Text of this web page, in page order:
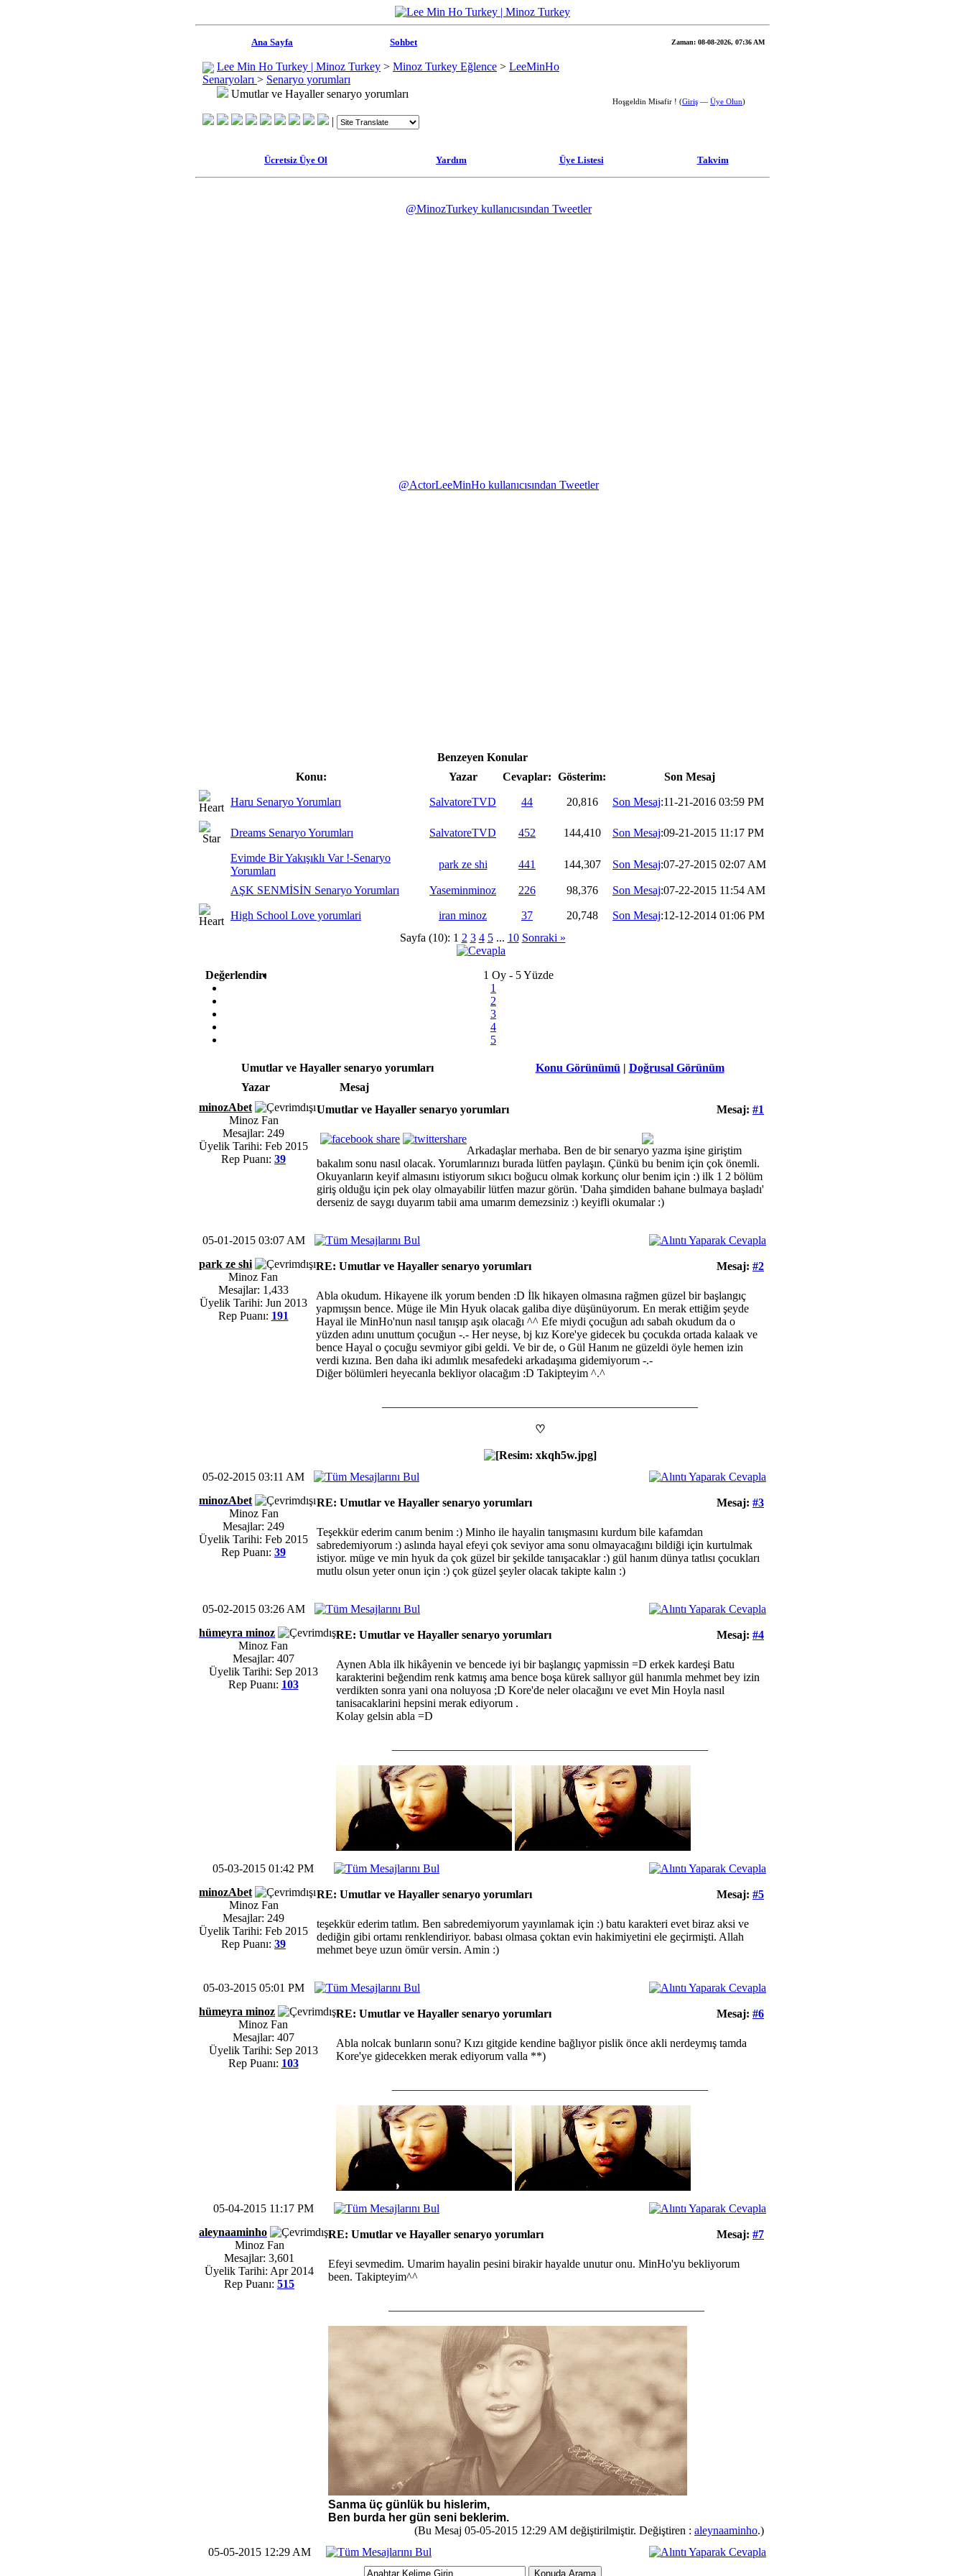
Ana Sayfa Sohbet Zaman: 08-08-2026, 07:36 AM
Lee Min Ho Turkey | Minoz Turkey > Minoz Turkey Eğlence > LeeMinHo
Senaryoları > Senaryo yorumları
Umutlar ve Hayaller senaryo yorumları
|
Hoşgeldin Misafir ! (Giriş — Üye Olun)
Ücretsiz Üye Ol Yardım Üye Listesi Takvim
@MinozTurkey kullanıcısından Tweetler
@ActorLeeMinHo kullanıcısından Tweetler
Benzeyen Konular
Konu:
Yazar Cevaplar: Gösterim: Son Mesaj
Haru Senaryo Yorumları SalvatoreTVD 44 20,816 Son Mesaj:11-21-2016 03:59 PM
Dreams Senaryo Yorumları SalvatoreTVD 452 144,410 Son Mesaj:09-21-2015 11:17 PM
Evimde Bir Yakışıklı Var !-Senaryo
Yorumları
park ze shi 441 144,307 Son Mesaj:07-27-2015 02:07 AM
AŞK SENMİSİN Senaryo Yorumları Yaseminminoz 226 98,376 Son Mesaj:07-22-2015 11:54 AM
High School Love yorumlari iran minoz 37 20,748 Son Mesaj:12-12-2014 01:06 PM
Sayfa (10): 1 2 3 4 5 ... 10 Sonraki »
Değerlendir:
1 Oy - 5 Yüzde
1
2
3
4
5
Konu Görünümü | Doğrusal Görünüm
Umutlar ve Hayaller senaryo yorumları
Yazar
Mesaj
minozAbet
Minoz Fan
Mesajlar: 249
Üyelik Tarihi: Feb 2015
Rep Puanı: 39
Mesaj: #1
Umutlar ve Hayaller senaryo yorumları
Arkadaşlar merhaba. Ben de bir senaryo yazma işine giriştim
bakalım sonu nasıl olacak. Yorumlarınızı burada lütfen paylaşın. Çünkü bu benim için çok önemli.
Okuyanların keyif almasını istiyorum sıkıcı boğucu olmak korkunç olur benim için :) ilk 1 2 bölüm
giriş olduğu için pek olay olmayabilir lütfen mazur görün. 'Daha şimdiden bahane bulmaya başladı'
derseniz de saygı duyarım tabii ama umarım demezsiniz :) keyifli okumalar :)
05-01-2015 03:07 AM
park ze shi
Minoz Fan
Mesajlar: 1,433
Üyelik Tarihi: Jun 2013
Rep Puanı: 191
Mesaj: #2
RE: Umutlar ve Hayaller senaryo yorumları
Abla okudum. Hikayene ilk yorum benden :D İlk hikayen olmasına rağmen güzel bir başlangıç
yapmışsın bence. Müge ile Min Hyuk olacak galiba diye düşünüyorum. En merak ettiğim şeyde
Hayal ile MinHo'nun nasıl tanışıp aşık olacağı ^^ Efe miydi çocuğun adı sabah okudum da o
yüzden adını unuttum çocuğun -.- Her neyse, bj kız Kore'ye gidecek bu çocukda ortada kalaak ve
bence Hayal o çocuğu sevmiyor gibi geldi. Ve bir de, o Gül Hanım ne güzeldi öyle hemen izin
verdi kızına. Ben daha iki adımlık mesafedeki arkadaşıma gidemiyorum -.-
Diğer bölümleri heyecanla bekliyor olacağım :D Takipteyim ^.^
♡
05-02-2015 03:11 AM
minozAbet
Minoz Fan
Mesajlar: 249
Üyelik Tarihi: Feb 2015
Rep Puanı: 39
Mesaj: #3
RE: Umutlar ve Hayaller senaryo yorumları
Teşekkür ederim canım benim :) Minho ile hayalin tanışmasını kurdum bile kafamdan
sabredemiyorum :) aslında hayal efeyi çok seviyor ama sonu olmayacağını bildiği için kurtulmak
istiyor. müge ve min hyuk da çok güzel bir şekilde tanışacaklar :) gül hanım dünya tatlısı çocukları
mutlu olsun yeter onun için :) çok güzel şeyler olacak takipte kalın :)
05-02-2015 03:26 AM
hümeyra minoz
Minoz Fan
Mesajlar: 407
Üyelik Tarihi: Sep 2013
Rep Puanı: 103
Mesaj: #4
RE: Umutlar ve Hayaller senaryo yorumları
Aynen Abla ilk hikâyenin ve bencede iyi bir başlangıç yapmissin =D erkek kardeşi Batu
karakterini beğendim renk katmış ama bence boşa kürek sallıyor gül hanımla mehmet bey izin
verdikten sonra yani ona noluyosa ;D Kore'de neler olacağını ve evet Min Hoyla nasıl
tanisacaklarini hepsini merak ediyorum .
Kolay gelsin abla =D
05-03-2015 01:42 PM
minozAbet
Minoz Fan
Mesajlar: 249
Üyelik Tarihi: Feb 2015
Rep Puanı: 39
Mesaj: #5
RE: Umutlar ve Hayaller senaryo yorumları
teşekkür ederim tatlım. Ben sabredemiyorum yayınlamak için :) batu karakteri evet biraz aksi ve
dediğin gibi ortamı renklendiriyor. babası olmasa çoktan evin hakimiyetini ele geçirmişti. Allah
mehmet beye uzun ömür versin. Amin :)
05-03-2015 05:01 PM
hümeyra minoz
Minoz Fan
Mesajlar: 407
Üyelik Tarihi: Sep 2013
Rep Puanı: 103
Mesaj: #6
RE: Umutlar ve Hayaller senaryo yorumları
Abla nolcak bunların sonu? Kızı gitgide kendine bağlıyor pislik önce akli nerdeymış tamda
Kore'ye gidecekken merak ediyorum valla **)
05-04-2015 11:17 PM
aleynaaminho
Minoz Fan
Mesajlar: 3,601
Üyelik Tarihi: Apr 2014
Rep Puanı: 515
Mesaj: #7
RE: Umutlar ve Hayaller senaryo yorumları
Efeyi sevmedim. Umarim hayalin pesini birakir hayalde unutur onu. MinHo'yu bekliyorum
been. Takipteyim^^
Sanma üç günlük bu hislerim,
Ben burda her gün seni beklerim.
(Bu Mesaj 05-05-2015 12:29 AM değiştirilmiştir. Değiştiren : aleynaaminho.)
05-05-2015 12:29 AM